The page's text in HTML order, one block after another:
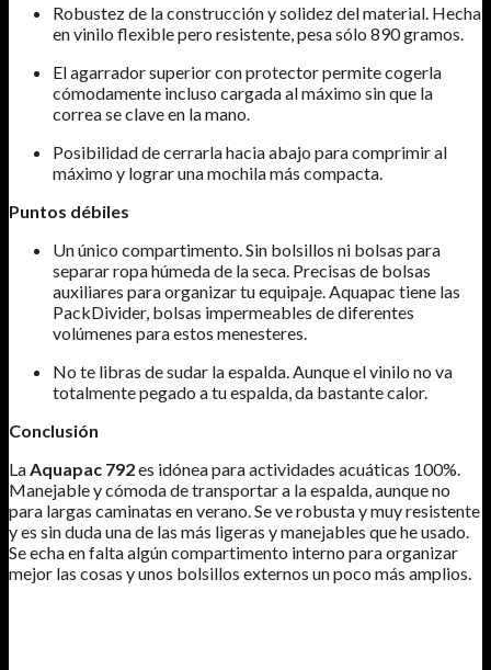
Robustez de la construcción y solidez del material. Hecha
en vinilo flexible pero resistente, pesa sólo 890 gramos.
El agarrador superior con protector permite cogerla
cómodamente incluso cargada al máximo sin que la
correa se clave en la mano.
Posibilidad de cerrarla hacia abajo para comprimir al
máximo y lograr una mochila más compacta.
Puntos débiles
Un único compartimento. Sin bolsillos ni bolsas para
separar ropa húmeda de la seca. Precisas de bolsas
auxiliares para organizar tu equipaje. Aquapac tiene las
PackDivider, bolsas impermeables de diferentes
volúmenes para estos menesteres.
No te libras de sudar la espalda. Aunque el vinilo no va
totalmente pegado a tu espalda, da bastante calor.
Conclusión
La Aquapac 792es idónea para actividades acuáticas 100%.
Manejable y cómoda de transportar a la espalda, aunque no
para largas caminatas en verano. Se ve robusta y muy resistente
y es sin duda una de las más ligeras y manejables que he usado.
Se echa en falta algún compartimento interno para organizar
mejor las cosas y unos bolsillos externos un poco más amplios.